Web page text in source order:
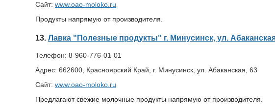
Сайт: www.oao-moloko.ru
Продукты напрямую от производителя.
13. Лавка "Полезные продукты" г. Минусинск, ул.
Телефон: 8-960-776-01-01
Адрес: 662600, Красноярский Край, г. Минусинск, ул. Абаканская, 63
Сайт: www.oao-moloko.ru
Предлагают свежие молочные продукты напрямую от производителя.